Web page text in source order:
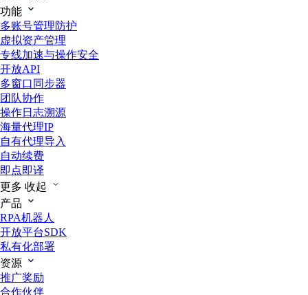
功能
多账号管理防护
虚拟资产管理
专线加速与操作安全
开放API
多窗口同步器
团队协作
操作日志溯源
海量代理IP
自有代理导入
自动续费
即点即译
更多 收起
产品
RPA机器人
开放平台SDK
私有化部署
资源
推广奖励
合作伙伴